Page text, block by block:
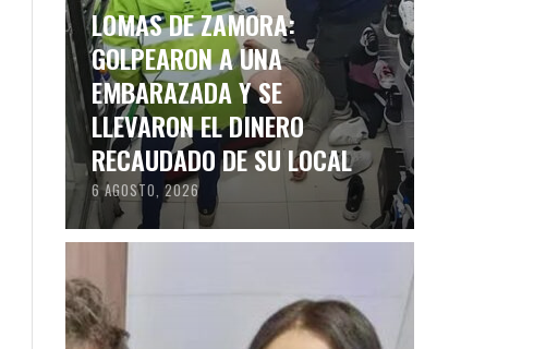
LOMAS DE ZAMORA:
GOLPEARON A UNA
EMBARAZADA Y SE
LLEVARON EL DINERO
RECAUDADO DE SU LOCAL
6 AGOSTO, 2026